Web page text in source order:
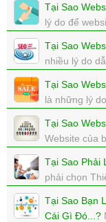
công!
xem: 3194 | cập
Tại Sao
lý do để
xem: 2727 | cập
Tại Sao
nhiều lý do
của Thiết Kế
xem: 2947 | cập
Tại Sao
là những lý
bại.
xem: 3436 | cập
Tại Sao
Website của
xem: 3667 | cập
Tại Sao Phải
phải chọn
xem: 2789 | cập
Tại Sao Bạn
Cái Gì Đó...?